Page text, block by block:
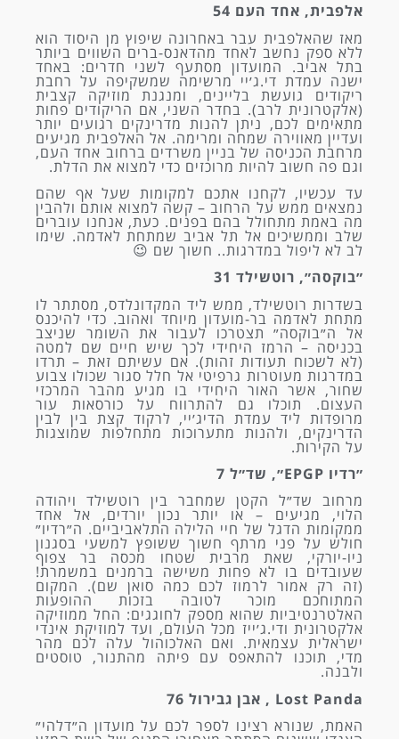
אלפבית, אחד העם 54
מאז שהאלפבית עבר באחרונה שיפוץ מן היסוד הוא
ללא ספק נחשב לאחד מהדאנס-ברים השווים ביותר
בתל אביב. המועדון מסתעף לשני חדרים: באחד
ישנה עמדת די.ג׳יי מרשימה שמשקיפה על רחבת
ריקודים גועשת בליינים, ומנגנת מוזיקה קצבית
(אלקטרונית לרב). בחדר השני, אם הריקודים פחות
מתאימים לכם, ניתן להנות מדרינקים רגועים יותר
ועדיין מאווירה שמחה ומרימה. אל האלפבית מגיעים
מרחבת הכניסה של בניין משרדים ברחוב אחד העם,
וגם פה חשוב להיות מרוכזים כדי למצוא את הדלת.
עד עכשיו, לקחנו אתכם למקומות שעל אף שהם
נמצאים ממש על הרחוב – קשה למצוא אותם ולהבין
מה באמת מתחולל בהם בפנים. כעת, אנחנו עוברים
שלב וממשיכים אל תל אביב שמתחת לאדמה. שימו
לב לא ליפול במדרגות.. חשוך שם 😉
״בוקסה״, רוטשילד 31
בשדרות רוטשילד, ממש ליד המקדונלדס, מסתתר לו
מתחת לאדמה בר-מועדון מיוחד ואהוב. כדי להיכנס
אל ה״בוקסה״ תצטרכו לעבור את השומר שניצב
בכניסה – הרמז היחידי לכך שיש חיים שם למטה
(לא לשכוח תעודות זהות). אם עשיתם זאת – תרדו
במדרגות מעוטרות גרפיטי אל חלל סגור שכולו צבוע
שחור, אשר האור היחידי בו מגיע מהבר המרכזי
העצום. תוכלו גם להתרווח על כורסאות עור
מרופדות ליד עמדת הדיג׳יי, לרקוד קצת בין לבין
הדרינקים, ולהנות מתערוכות מתחלפות שמוצגות
על הקירות.
״רדיו EPGP״, שד״ל 7
מרחוב שד״ל הקטן שמחבר בין רוטשילד ויהודה
הלוי, מגיעים – או יותר נכון יורדים, אל אחד
ממקומות הדגל של חיי הלילה התלאביביים. ה״רדיו״
חולש על פני מרתף חשוך ששופץ למשעי בסגנון
ניו-יורקי, שאת מרבית שטחו מכסה בר צפוף
שעובדים בו לא פחות משישה ברמנים במשמרת!
(זה רק אמור לרמוז לכם כמה סואן שם). המקום
המתוחכם מוכר לטובה בזכות ההופעות
האלטרנטיביות שהוא מספק לחוגגים: החל ממוזיקה
אלקטרונית ודי.ג׳ייז מכל העולם, ועד למוזיקת אינדי
ישראלית עצמאית. ואם האלכוהול עלה לכם מהר
מדי, תוכנו להתאפס עם פיתה מהתנור, טוסטים
ולבנה.
Lost Panda , אבן גבירול 76
האמת, שנורא רצינו לספר לכם על מועדון ה״דלהי״